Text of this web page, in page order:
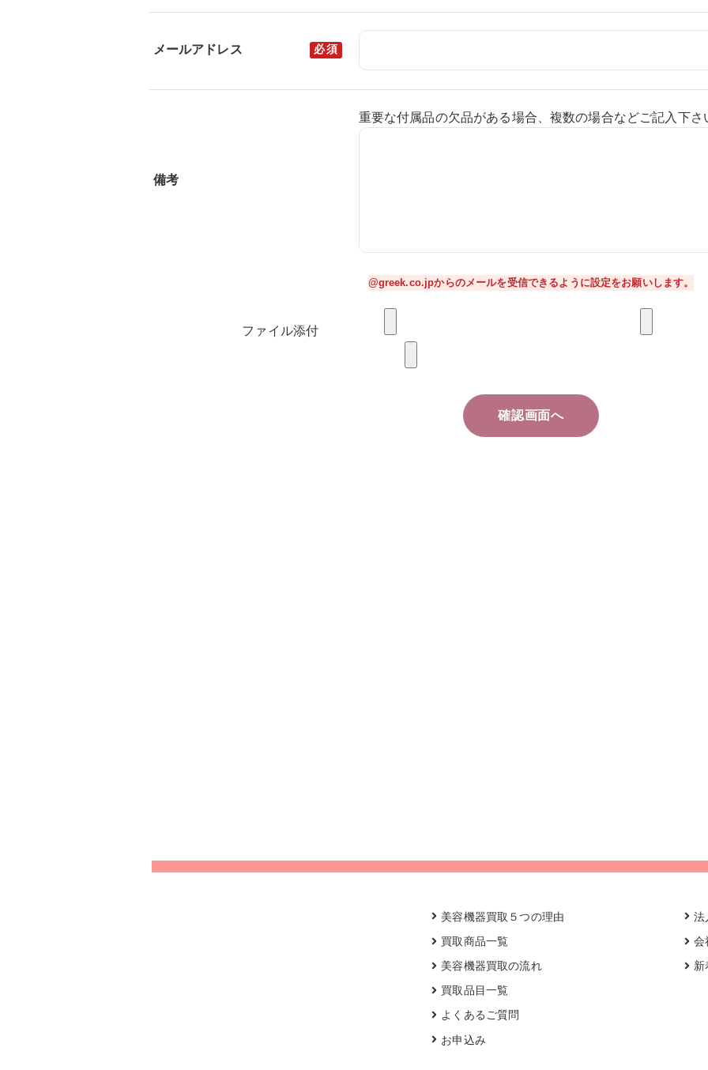
メールアドレス
備考
重要な付属品の欠品がある場合、複数の場合などご記入下さ
@greek.co.jpからのメールを受信できるように設定をお願いします。
ファイル添付
美容機器買取５つの理由
買取商品一覧
美容機器買取の流れ
買取品目一覧
よくあるご質問
お申込み
法
会
新